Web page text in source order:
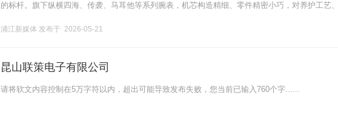
的标杆。旗下纵横四海、传袭、马耳他等系列腕表，机芯构造精细、零件精密小巧，对养护工艺
浦江新媒体 发布于 2026-05-21
昆山联策电子有限公司
请将软文内容控制在5万字符以内，超出可能导致发布失败，您当前已输入760个字......